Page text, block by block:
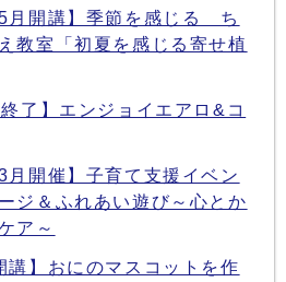
5月開講】季節を感じる ち
教室「初夏を感じる寄せ植
了】エンジョイエアロ&コ
月開催】子育て支援イベン
ジ＆ふれあい遊び～心とか
ア～
講】おにのマスコットを作